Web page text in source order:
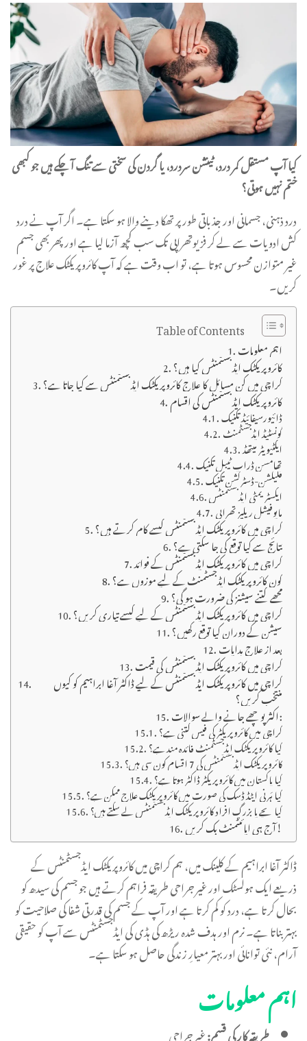
کیا آپ مستقل کمر درد، ٹینشن سردرد، یا گردن کی سختی سے تنگ آ چکے ہیں جو کبھی
ختم نہیں ہوتی؟
درد ذہنی، جسمانی اور جذباتی طور پر تھکا دینے والا ہو سکتا ہے۔ اگر آپ نے درد
کش ادویات سے لے کر فزیوتھراپی تک سب کچھ آزما لیا ہے اور پھر بھی جسم
غیر متوازن محسوس ہوتا ہے، تو اب وقت ہے کہ آپ کائروپریکٹک علاج پر غور
کریں۔
Table of Contents
اہم معلومات
کائروپریکٹک ایڈجسٹمنٹس کیا ہیں؟
کراچی میں کن مسائل کا علاج کائروپریکٹک ایڈجسٹمنٹس سے کیا جاتا ہے؟
کائروپریکٹک ایڈجسٹمنٹس کی اقسام
ڈائیورسیفائیڈ تکنیک
گونسٹیڈ ایڈجسٹمنٹ
ایکٹیویٹر میتھڈ
تھامسن ڈراپ ٹیبل تکنیک
فلیکشن-ڈسٹرکشن تکنیک
ایکسٹریمٹی ایڈجسٹمنٹس
مایوفیشل ریلیز تھراپی
کراچی میں کائروپریکٹک ایڈجسٹمنٹس کیسے کام کرتے ہیں؟
نتائج سے کیا توقع کی جا سکتی ہے؟
کراچی میں کائروپریکٹک ایڈجسٹمنٹس کے فوائد
کون کائروپریکٹک ایڈجسٹمنٹ کے لیے موزوں ہے؟
مجھے کتنے سیشنز کی ضرورت ہو گی؟
کراچی میں کائروپریکٹک ایڈجسٹمنٹس کے لیے کیسے تیاری کریں؟
سیشن کے دوران کیا توقع رکھیں؟
بعد از علاج ہدایات
کراچی میں کائروپریکٹک ایڈجسٹمنٹس کی قیمت
کراچی میں کائروپریکٹک ایڈجسٹمنٹس کے لیے ڈاکٹر آغا ابراہیم کو کیوں
منتخب کریں؟
اکثر پوچھے جانے والے سوالات:
کراچی میں کائروپریکٹر کی فیس کتنی ہے؟
کیا کائروپریکٹک ایڈجسٹمنٹ فائدہ مند ہے؟
کائروپریکٹک ایڈجسٹمنٹس کی 7 اقسام کون سی ہیں؟
کیا پاکستان میں کائروپریکٹر ڈاکٹر ہوتا ہے؟
کیا ہَرنی ایٹڈ ڈسک کی صورت میں کائروپریکٹک علاج ممکن ہے؟
کیا بچے یا بزرگ افراد کائروپریکٹک ایڈجسٹمنٹس لے سکتے ہیں؟
آج ہی اپائنٹمنٹ بک کریں!
ڈاکٹر آغا ابراہیم کے کلینک میں، ہم کراچی میں کائروپریکٹک ایڈجسٹمنٹس کے
ذریعے ایک ہولسٹک اور غیر جراحی طریقہ فراہم کرتے ہیں جو جسم کی سیدھ کو
بحال کرتا ہے، درد کو کم کرتا ہے اور آپ کے جسم کی قدرتی شفا کی صلاحیت کو
بہتر بناتا ہے۔ نرم اور ہدف شدہ ریڑھ کی ہڈی کی ایڈجسٹمنٹس سے آپ کو حقیقی
آرام، نئی توانائی اور بہتر معیارِ زندگی حاصل ہو سکتا ہے۔
اہم معلومات
طریقہ کار کی قسم:غیر جراحی